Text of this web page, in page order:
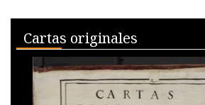
Media Viewer
Cartas originales